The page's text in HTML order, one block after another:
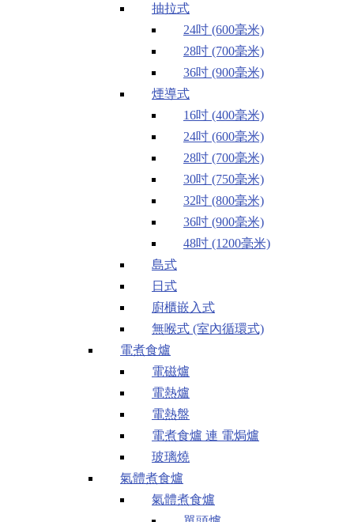
抽拉式
24吋 (600毫米)
28吋 (700毫米)
36吋 (900毫米)
煙導式
16吋 (400毫米)
24吋 (600毫米)
28吋 (700毫米)
30吋 (750毫米)
32吋 (800毫米)
36吋 (900毫米)
48吋 (1200毫米)
島式
日式
廚櫃嵌入式
無喉式 (室內循環式)
電煮食爐
電磁爐
電熱爐
電熱盤
電煮食爐 連 電焗爐
玻璃燒
氣體煮食爐
氣體煮食爐